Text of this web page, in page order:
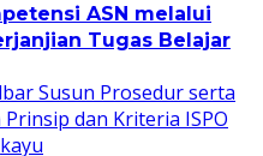
ASN melalui
Tugas Belajar